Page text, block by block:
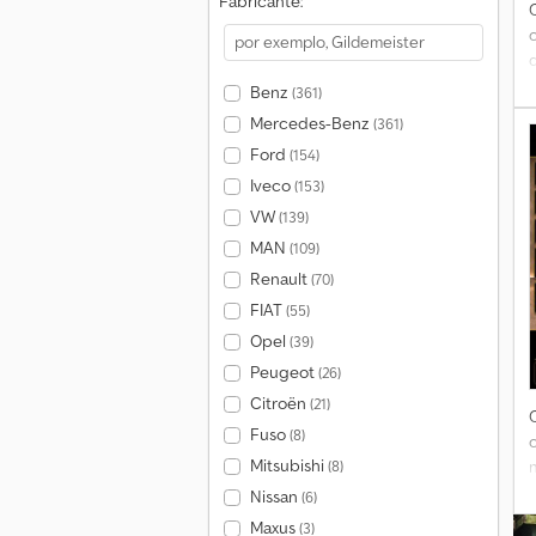
Benz (361)
Mercedes-Benz (361)
Ford (154)
Iveco(153)
VW(139)
MAN (109)
Renault(70)
FIAT(55)
Opel (39)
Peugeot(26)
Citroën (21)
Fuso(8)
Mitsubishi(8)
Nissan (6)
Maxus(3)